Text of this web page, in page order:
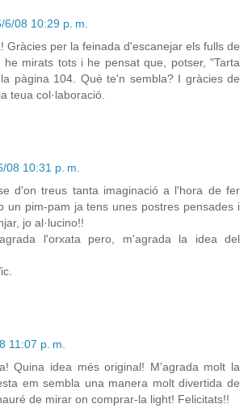
6/08 10:29 p. m.
Gràcies per la feinada d'escanejar els fulls de
he mirats tots i he pensat que, potser, "Tarta
pàgina 104. Què te'n sembla? I gràcies de
teua col·laboració.
08 10:31 p. m.
d'on treus tanta imaginació a l'hora de fer
un pim-pam ja tens unes postres pensades i
jo al·lucino!!
l'orxata pero, m'agrada la idea del
11:07 p. m.
Quina idea més original! M'agrada molt la
em sembla una manera molt divertida de
de mirar on comprar-la light! Felicitats!!